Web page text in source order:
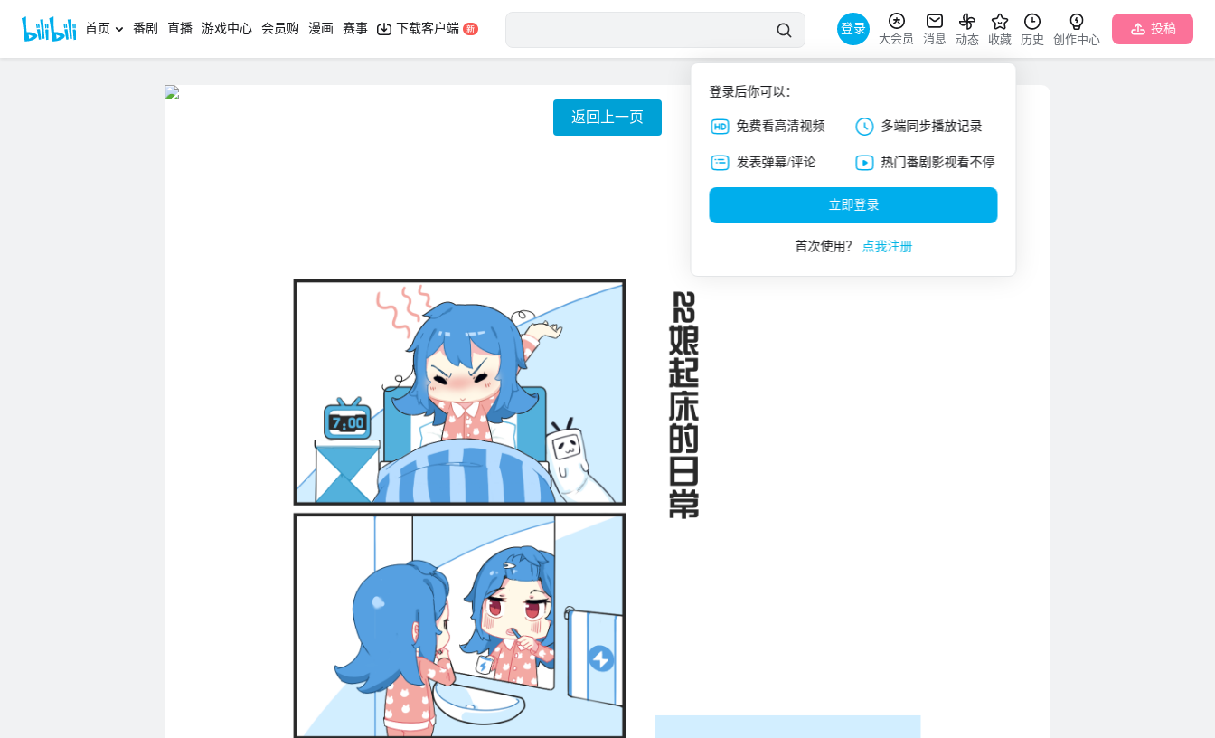
首页 番剧 直播 游戏中心 会员购 漫画 赛事 下载客户端 登录
登录后你可以：
免费看高清视频 多端同步播放记录
发表弹幕/评论 热门番剧影视看不停
立即登录
首次使用？ 点我注册
大会员 消息 动态 收藏 历史 创作中心
投稿
返回上一页